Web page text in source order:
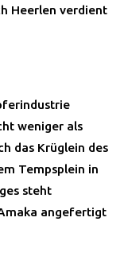
Heerlen verdient
weniger als
das Krüglein des
Tempsplein in
steht
angefertigt